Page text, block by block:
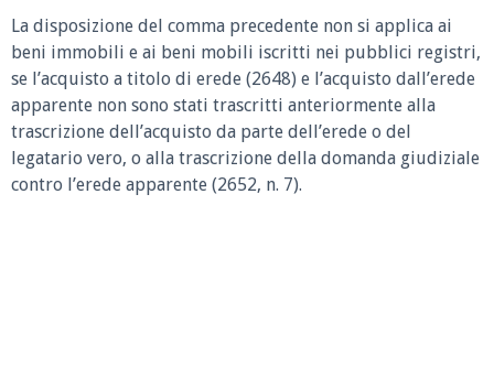
La disposizione del comma precedente non si applica ai
beni immobili e ai beni mobili iscritti nei pubblici registri,
se l’acquisto a titolo di erede (2648) e l’acquisto dall’erede
apparente non sono stati trascritti anteriormente alla
trascrizione dell’acquisto da parte dell’erede o del
legatario vero, o alla trascrizione della domanda giudiziale
contro l’erede apparente (2652, n. 7).